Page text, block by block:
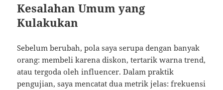
Kesalahan Umum yang
Kulakukan
Sebelum berubah, pola saya serupa dengan banyak
orang: membeli karena diskon, tertarik warna trend,
atau tergoda oleh influencer. Dalam praktik
pengujian, saya mencatat dua metrik jelas: frekuensi